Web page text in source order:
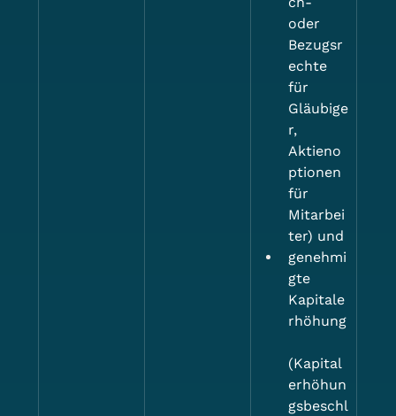
oder
Bezugsr
echte
für
Gläubige
r,
Aktieno
ptionen
für
Mitarbei
ter) und
genehmi
gte
Kapitale
rhöhung
(Kapital
erhöhun
gsbeschl